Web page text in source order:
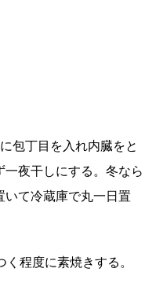
包丁目を入れ内臓をと
夜干しにする。冬なら
いて冷蔵庫で丸一日置
程度に素焼きする。